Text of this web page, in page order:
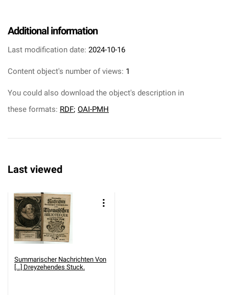
Additional information
Last modification date: 2024-10-16
Content object's number of views: 1
You could also download the object's description in
these formats: RDF; OAI-PMH
Last viewed
Summarischer Nachrichten Von
[...] Dreyzehendes Stuck.